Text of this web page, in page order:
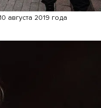
августа 2019 года